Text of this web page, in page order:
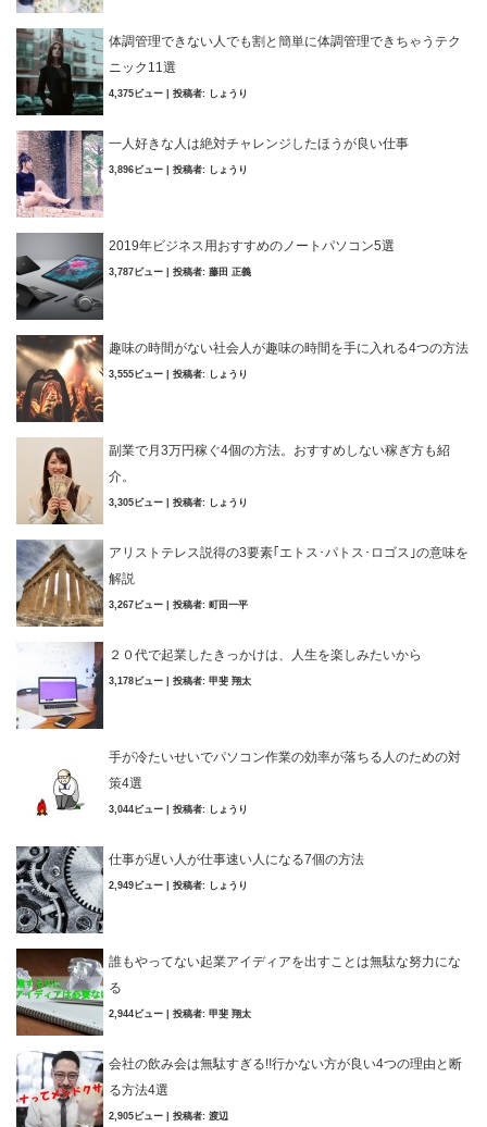
体調管理できない人でも割と簡単に体調管理できちゃうテク
ニック11選
4,375ビュー 投稿者: しょうり
一人好きな人は絶対チャレンジしたほうが良い仕事
3,896ビュー 投稿者: しょうり
2019年ビジネス用おすすめのノートパソコン5選
3,787ビュー 投稿者: 藤田 正義
趣味の時間がない社会人が趣味の時間を手に入れる4つの方法
3,555ビュー 投稿者: しょうり
副業で月3万円稼ぐ4個の方法。おすすめしない稼ぎ方も紹
介。
3,305ビュー 投稿者: しょうり
アリストテレス説得の3要素｢エトス･パトス･ロゴス｣の意味を
解説
3,267ビュー 投稿者: 町田一平
２０代で起業したきっかけは、人生を楽しみたいから
3,178ビュー 投稿者: 甲斐 翔太
手が冷たいせいでパソコン作業の効率が落ちる人のための対
策4選
3,044ビュー 投稿者: しょうり
仕事が遅い人が仕事速い人になる7個の方法
2,949ビュー 投稿者: しょうり
誰もやってない起業アイディアを出すことは無駄な努力にな
る
2,944ビュー 投稿者: 甲斐 翔太
会社の飲み会は無駄すぎる!!行かない方が良い4つの理由と断
る方法4選
2,905ビュー 投稿者: 渡辺